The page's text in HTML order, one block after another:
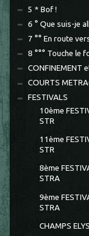
5 * Bof !
6 ° Que suis-je
7 °° En route
8 °°° Touche le
CONFINEMENT
COURTS
FESTIVALS
10ème
STR
11ème
STR
8ème
STRA
9ème
STRA
CHAMPS